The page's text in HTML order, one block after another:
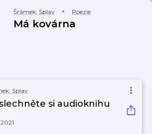
Šrámek: Splav Poezie
Má kovárna
Splav
si audioknihu
2021